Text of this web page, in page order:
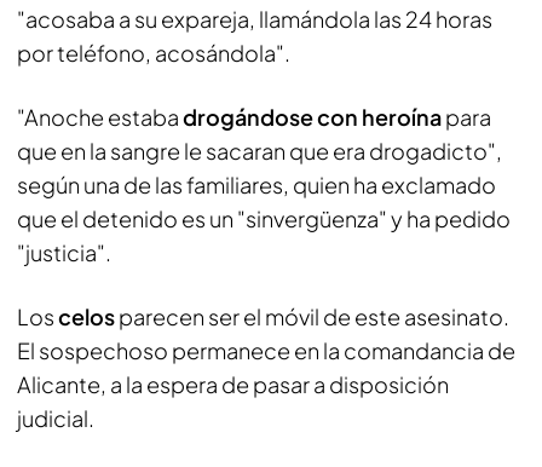
"acosaba a su expareja, llamándola las 24 horas
por teléfono, acosándola".
"Anoche estabadrogándose con heroínapara
que en la sangre le sacaran que era drogadicto",
según una de las familiares, quien ha exclamado
que el detenido es un "sinvergüenza" y ha pedido
"justicia".
Loscelosparecen ser el móvil de este asesinato.
El sospechoso permanece en la comandancia de
Alicante, a la espera de pasar a disposición
judicial.